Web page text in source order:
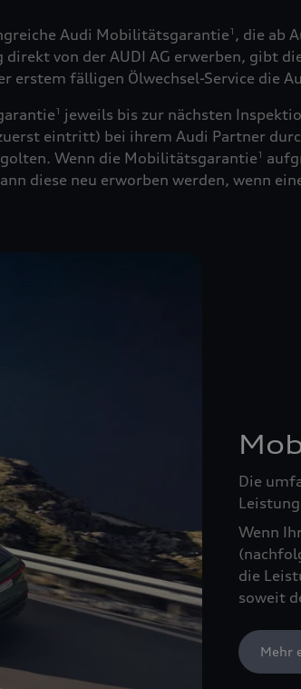
Audi Mobilitätsgarantie1 , die ab
von der AUDI AG erwerben, gibt
erstem fälligen Ölwechsel-Service die
1
jeweils bis zur nächsten
eintritt) bei ihrem Audi Partner
Wenn die Mobilitätsgarantie1
diese neu erworben werden, wenn
Die
Wenn
die
soweit
Mehr